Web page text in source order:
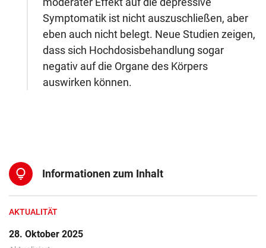
Symptomatik ist nicht auszuschließen, aber
eben auch nicht belegt. Neue Studien zeigen,
dass sich Hochdosisbehandlung sogar
negativ auf die Organe des Körpers
auswirken können.
lightbulb Informationen zum Inhalt
AKTUALITÄT
28. Oktober 2025